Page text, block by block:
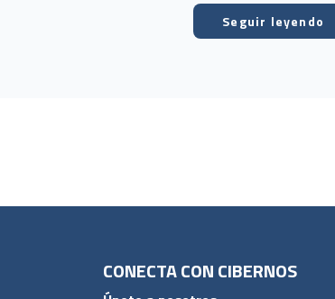
Seguir leyendo
CONECTA CON CIBERNOS